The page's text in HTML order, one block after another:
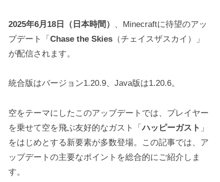
2025年6月18日（日本時間）
、Minecraftに待望のアッ
プデート「 Chase the Skies （チェイスザスカイ）」
が配信されます。
統合版はバージョン1.20.9、Java版は1.20.6。
空をテーマにしたこのアップデートでは、プレイヤー
を乗せて空を飛ぶ友好的なガスト「ハッピーガスト 」
をはじめとする新要素が多数登場。この記事では、ア
ップデートの主要なポイントを総合的にご紹介しま
す。